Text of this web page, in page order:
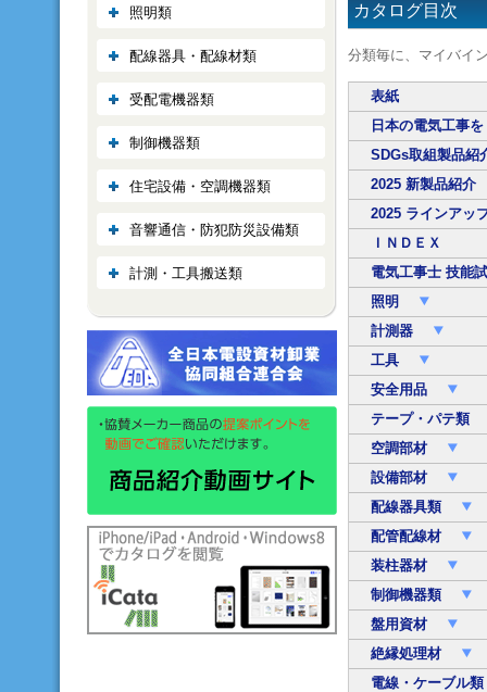
カタログ目次
分類毎に、マイバイ
表紙
日本の電気工事
SDGs取組製品紹
2025 新製品紹介
2025 ラインアッ
ＩＮＤＥＸ
電気工事士 技能
照明
計測器
工具
安全用品
テープ・パテ類
空調部材
設備部材
配線器具類
配管配線材
装柱器材
制御機器類
盤用資材
絶縁処理材
電線・ケーブル類
照明類
配線器具・配線材類
受配電機器類
制御機器類
住宅設備・空調機器類
音響通信・防犯防災設備類
計測・工具搬送類